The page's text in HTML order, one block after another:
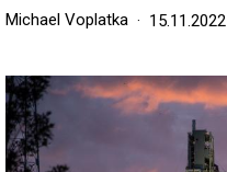
Michael Voplatka 15.11.2022
Image